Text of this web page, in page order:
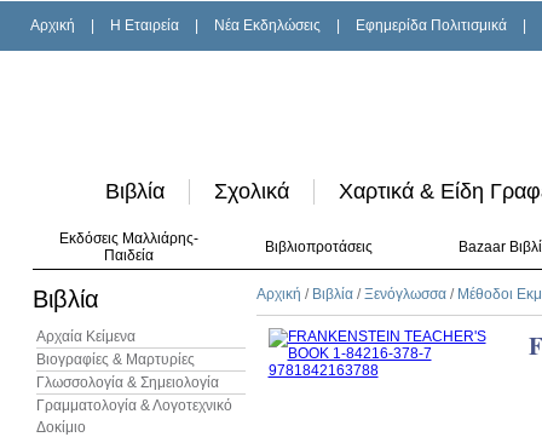
Αρχική H Εταιρεία Νέα Εκδηλώσεις Εφημερίδα Πολιτισμικά
Βιβλία Σχολικά Χαρτικά & Είδη
Εκδόσεις Μαλλιάρης-
Παιδεία
Βιβλιοπροτάσεις Bazaar
Βιβλία
Αρχαία Κείμενα
Βιογραφίες & Μαρτυρίες
Γλωσσολογία & Σημειολογία
Γραμματολογία & Λογοτεχνικό
Δοκίμιο
Αρχική / Βιβλία /Ξενόγλωσσα / Μέθοδοι